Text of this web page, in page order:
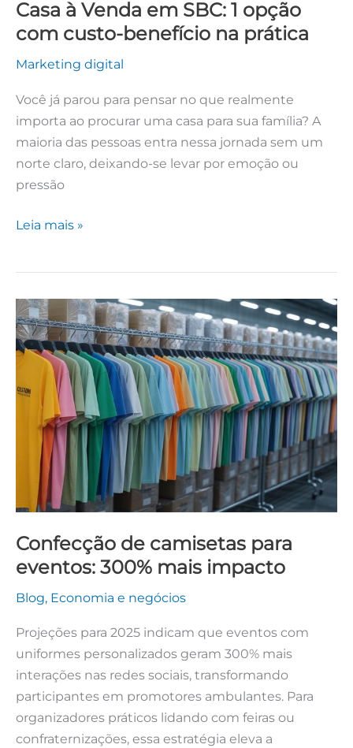
Casa à Venda em SBC: 1 opção
com custo-benefício na prática
Marketing digital
Você já parou para pensar no que realmente
importa ao procurar uma casa para sua família? A
maioria das pessoas entra nessa jornada sem um
norte claro, deixando-se levar por emoção ou
pressão
prática
Leia mais »
Confecção de camisetas para
eventos: 300% mais impacto
Blog, Economia e negócios
Projeções para 2025 indicam que eventos com
uniformes personalizados geram 300% mais
interações nas redes sociais, transformando
participantes em promotores ambulantes. Para
organizadores práticos lidando com feiras ou
confraternizações, essa estratégia eleva a
Confecção
de
camisetas
eventos:
300%
mais
impacto